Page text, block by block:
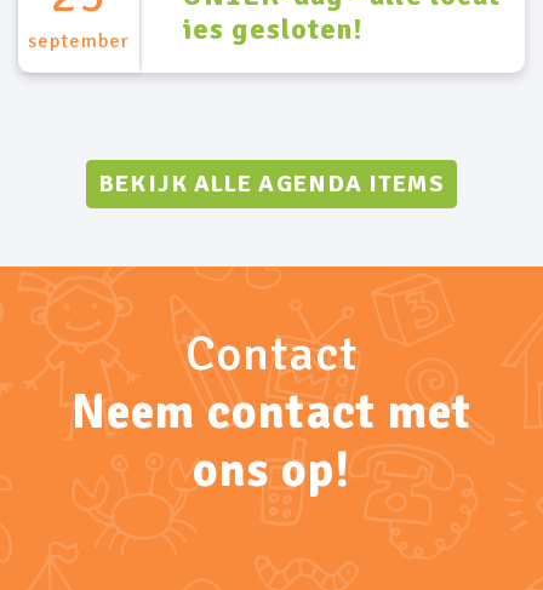
september
ies gesloten!
BEKIJK ALLE AGENDA ITEMS
Contact
Neem contact met
ons op!